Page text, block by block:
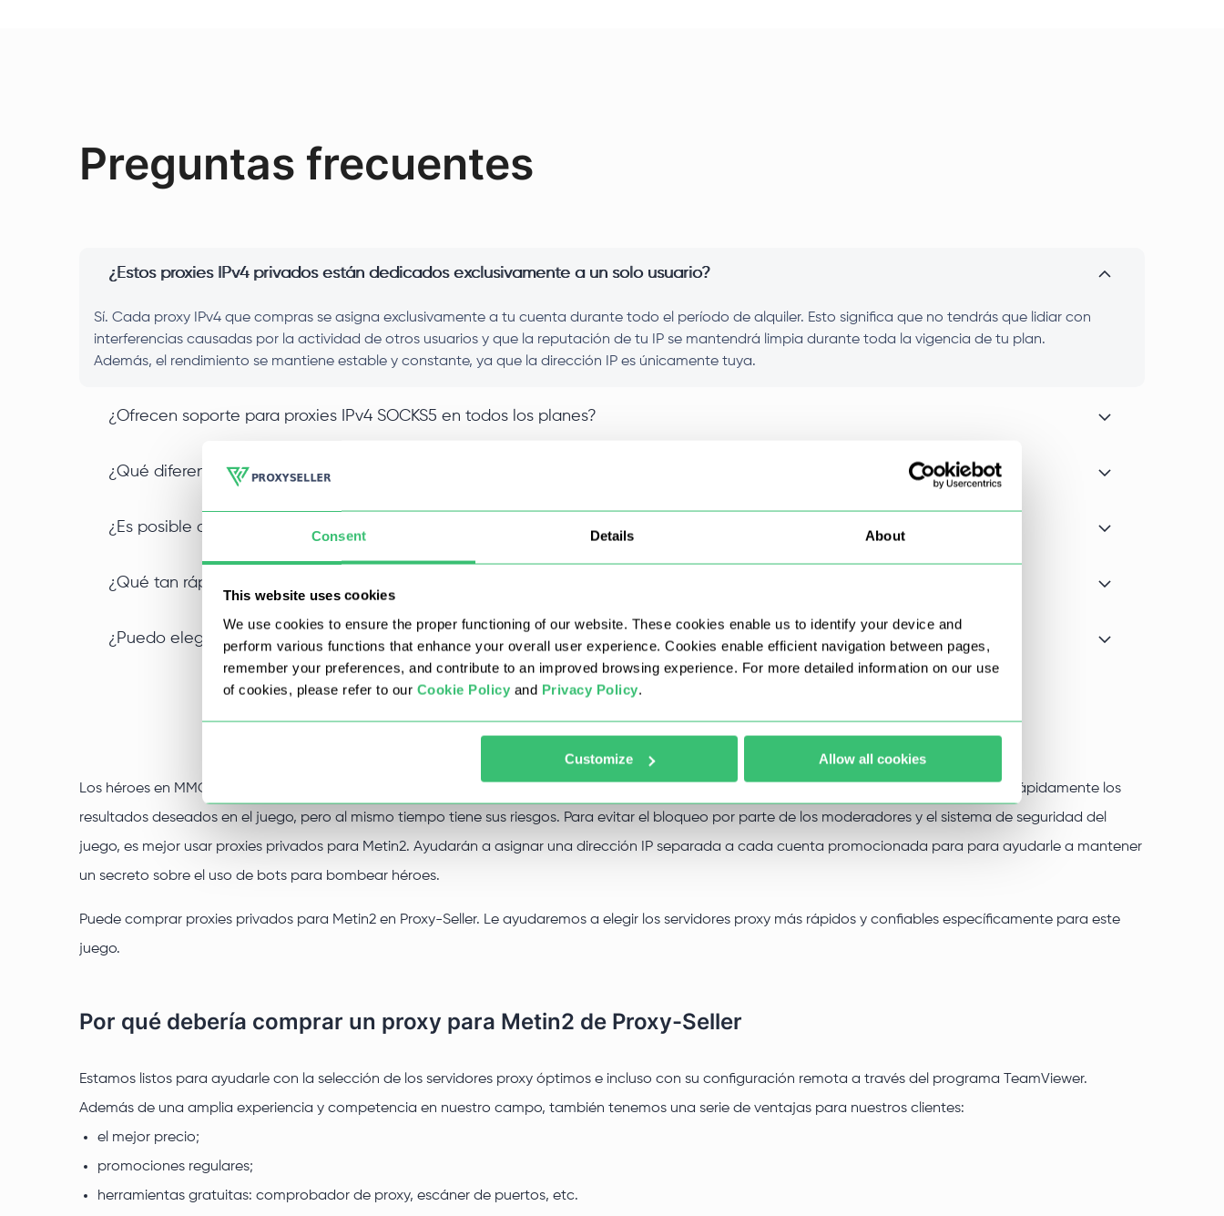
Consent Details About
This website uses cookies
We use cookies to ensure the proper functioning of our website. These cookies enable us to identify your device and
perform various functions that enhance your overall user experience. Cookies enable efficient navigation between pages,
remember your preferences, and contribute to an improved browsing experience. For more detailed information on our use
of cookies, please refer to our Cookie Policy and Privacy Policy.
Customize Allow all cookies
Preguntas frecuentes
¿Estos proxies IPv4 privados están dedicados exclusivamente a un solo usuario?
Sí. Cada proxy IPv4 que compras se asigna exclusivamente a tu cuenta durante todo el período de alquiler. Esto significa que no tendrás que lidiar con
interferencias causadas por la actividad de otros usuarios y que la reputación de tu IP se mantendrá limpia durante toda la vigencia de tu plan.
Además, el rendimiento se mantiene estable y constante, ya que la dirección IP es únicamente tuya.
¿Ofrecen soporte para proxies IPv4 SOCKS5 en todos los planes?
¿Qué diferencia a un proxy IPv4 de centro de datos de otros tipos de proxies?
¿Es posible comprar proxies IPv4 al por mayor con descuento?
¿Qué tan rápido puedo empezar a usar mi proxy IPv4 privado después de la compra?
¿Puedo elegir una ubicación específica al comprar un proxy IPv4?
Los héroes en MMORPG Metin2 se pueden bombear continuamente usando bots especiales. Esta es una forma realmente efectiva de lograr rápidamente los
resultados deseados en el juego, pero al mismo tiempo tiene sus riesgos. Para evitar el bloqueo por parte de los moderadores y el sistema de seguridad del
juego, es mejor usar proxies privados para Metin2. Ayudarán a asignar una dirección IP separada a cada cuenta promocionada para para ayudarle a mantener
un secreto sobre el uso de bots para bombear héroes.
Puede comprar proxies privados para Metin2 en Proxy-Seller. Le ayudaremos a elegir los servidores proxy más rápidos y confiables específicamente para este
juego.
Por qué debería comprar un proxy para Metin2 de Proxy-Seller
Estamos listos para ayudarle con la selección de los servidores proxy óptimos e incluso con su configuración remota a través del programa TeamViewer.
Además de una amplia experiencia y competencia en nuestro campo, también tenemos una serie de ventajas para nuestros clientes:
el mejor precio;
promociones regulares;
herramientas gratuitas: comprobador de proxy, escáner de puertos, etc.